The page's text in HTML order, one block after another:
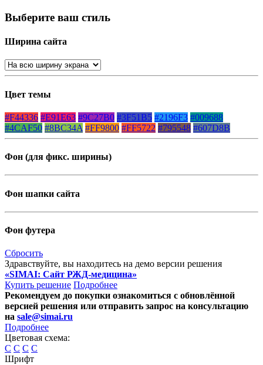
Выберите ваш стиль
Ширина сайта
Цвет темы
#F44336 #E91E63 #9C27B0 #3F51B5 #2196F3 #009688
#4CAF50 #8BC34A #FF9800 #FF5722 #795548 #607D8B
Фон (для фикс. ширины)
Фон шапки сайта
Фон футера
Сбросить
Здравствуйте, вы находитесь на демо версии решения
«SIMAI: Сайт РЖД-медицина»
Купить решение Подробнее
Рекомендуем до покупки ознакомиться с обновлённой
версией решения или отправить запрос на консультацию
на sale@simai.ru
Подробнее
Цветовая схема:
C C C C
Шрифт